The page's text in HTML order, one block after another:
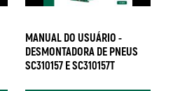
MANUAL DO USUÁRIO -
DESMONTADORA DE PNEUS
SC310157 E SC310157T